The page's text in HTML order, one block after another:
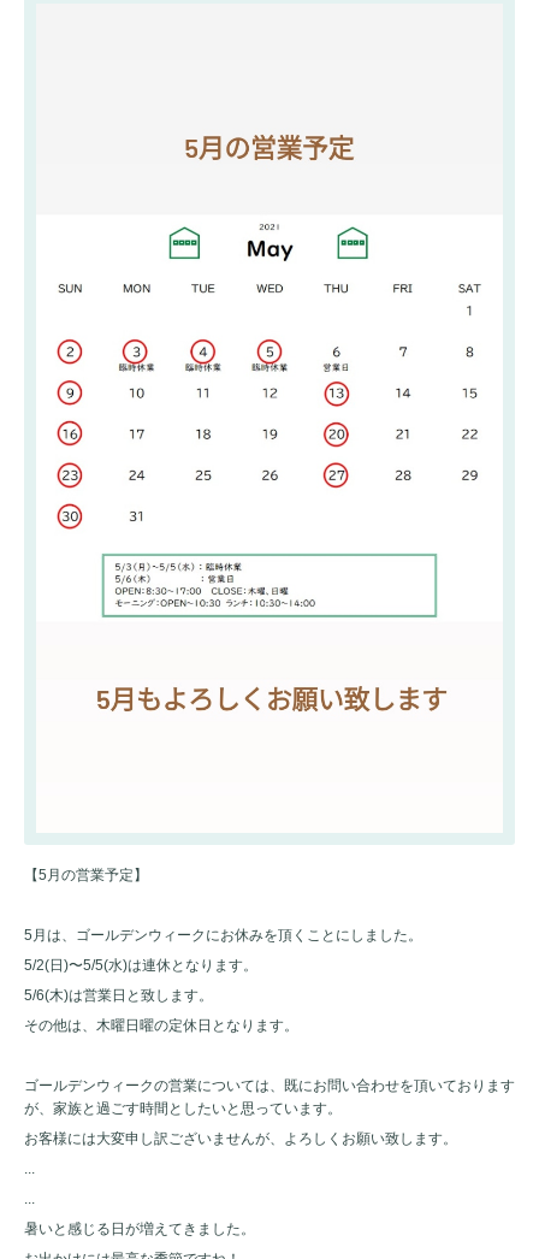
【5月の営業予定】
5月は、ゴールデンウィークにお休みを頂くことにしました。
5/2(日)〜5/5(水)は連休となります。
5/6(木)は営業日と致します。
その他は、木曜日曜の定休日となります。
ゴールデンウィークの営業については、既にお問い合わせを頂いております
が、家族と過ごす時間としたいと思っています。
お客様には大変申し訳ございませんが、よろしくお願い致します。
...
...
暑いと感じる日が増えてきました。